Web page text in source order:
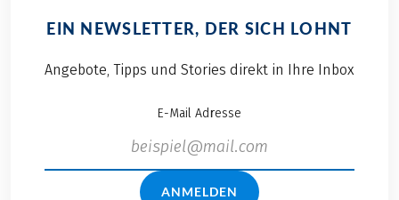
EIN NEWSLETTER, DER SICH LOHNT
Angebote, Tipps und Stories direkt in Ihre Inbox
E-Mail Adresse
ANMELDEN